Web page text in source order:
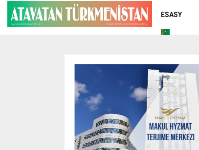
ESASY